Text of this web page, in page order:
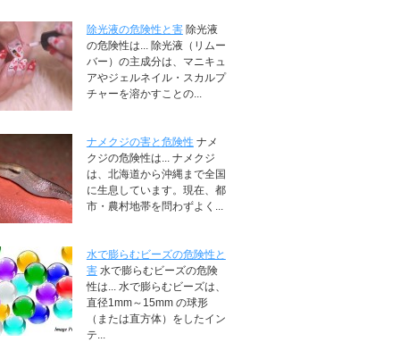
除光液の危険性と害 除光液
の危険性は... 除光液（リムー
バー）の主成分は、マニキュ
アやジェルネイル・スカルプ
チャーを溶かすことの...
ナメクジの害と危険性 ナメ
クジの危険性は... ナメクジ
は、北海道から沖縄まで全国
に生息しています。現在、都
市・農村地帯を問わずよく...
水で膨らむビーズの危険性と
害 水で膨らむビーズの危険
性は... 水で膨らむビーズは、
直径1mm～15mm の球形
（または直方体）をしたイン
テ...